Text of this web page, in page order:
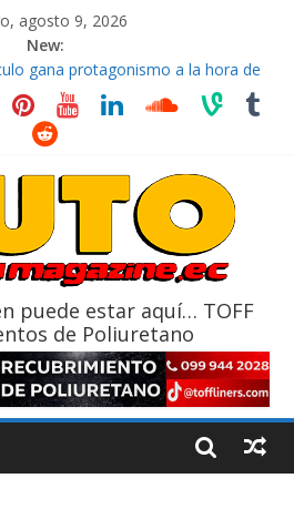
agosto 9, 2026
New:
Bolden para cubrir las rutas de La
gana protagonismo a la hora de
si permanece varios días sin
edición 47ª, recorre 7 provincias en 8
puede estar aquí… TOFF
de Poliuretano